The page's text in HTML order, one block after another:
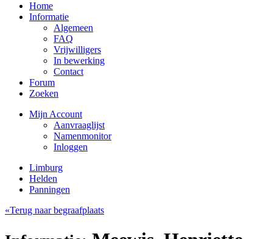
Home
Informatie
Algemeen
FAQ
Vrijwilligers
In bewerking
Contact
Forum
Zoeken
Mijn Account
Aanvraaglijst
Namenmonitor
Inloggen
Limburg
Helden
Panningen
«Terug naar begraafplaats